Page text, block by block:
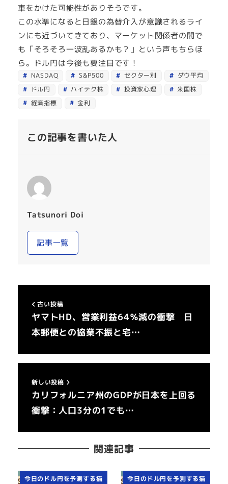
車をかけた可能性がありそうです。
この水準になると日銀の為替介入が意識されるライ
ンにも近づいてきており、マーケット関係者の間で
も「そろそろ一波乱あるかも？」という声もちらほ
ら。ドル円は今後も要注目です！
NASDAQ S&P500 セクター別
ダウ平均
ドル円
ハイテク株 投資家心理
米国株
経済指標
金利
この記事を書いた人
Tatsunori Doi
記事一覧
古い投稿
ヤマトHD、営業利益64％減の衝撃 日
本郵便との協業不振と宅…
新しい投稿
カリフォルニア州のGDPが日本を上回る
衝撃：人口3分の1でも…
関連記事
今日のドル円を予測する猫 今日のドル円を予測する猫